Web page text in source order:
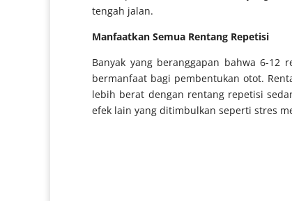
tengah jalan.
Manfaatkan Semua Rentang Repetisi
Banyak yang beranggapan bahwa 6-
bermanfaat bagi pembentukan otot.
lebih berat dengan rentang repetisi
efek lain yang ditimbulkan seperti stres